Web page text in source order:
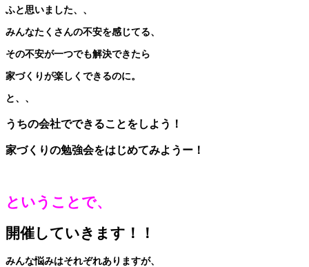
ふと思いました、、
みんなたくさんの不安を感じてる、
その不安が一つでも解決できたら
家づくりが楽しくできるのに。
と、、
うちの会社でできることをしよう！
家づくりの勉強会をはじめてみようー！
ということで、
開催していきます！！
みんな悩みはそれぞれありますが、